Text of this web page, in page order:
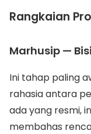
Rangkaian
Marhusip —
Ini tahap paling
rahasia antara
ada yang resmi,
membahas